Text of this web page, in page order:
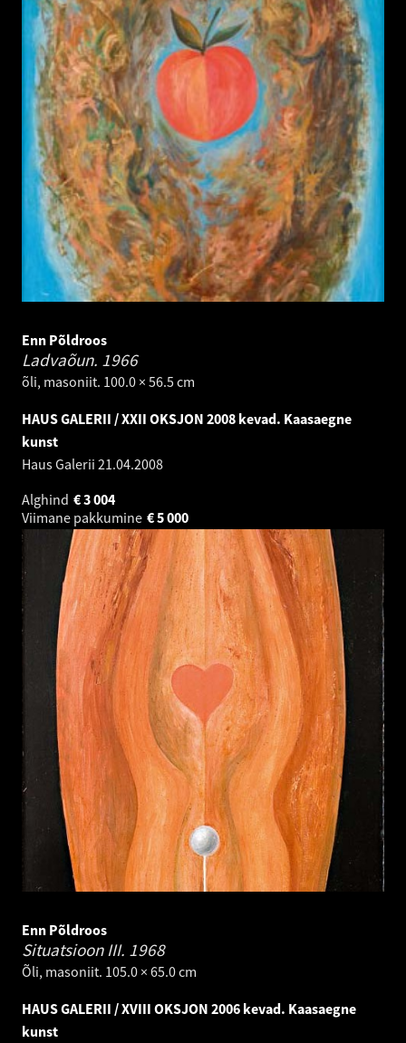
Enn Põldroos
Ladvaõun. 1966
õli, masoniit. 100.0 × 56.5 cm
HAUS GALERII / XXII OKSJON 2008 kevad. Kaasaegne
kunst
Haus Galerii 21.04.2008
Alghind
3 004
€
Viimane pakkumine
5 000
€
Enn Põldroos
Situatsioon III. 1968
Õli, masoniit. 105.0 × 65.0 cm
HAUS GALERII / XVIII OKSJON 2006 kevad. Kaasaegne
kunst